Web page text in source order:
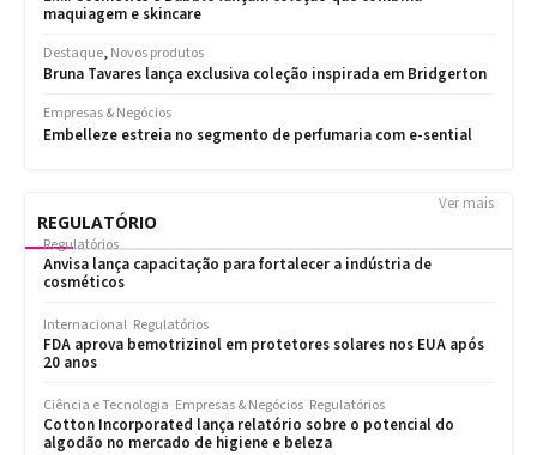
REGULATÓRIO
Ver mais
Regulatórios
Anvisa lança capacitação para fortalecer a indústria de
cosméticos
Internacional Regulatórios
FDA aprova bemotrizinol em protetores solares nos EUA após
20 anos
Ciência e Tecnologia Empresas & Negócios Regulatórios
Cotton Incorporated lança relatório sobre o potencial do
algodão no mercado de higiene e beleza